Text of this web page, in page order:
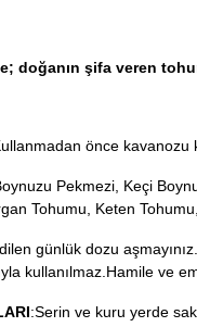
doğanın şifa veren
önce kavanozu
Pekmezi, Keçi
Tohumu, Keten
günlük dozu
kullanılmaz.Hamile ve
:Serin ve kuru yerde